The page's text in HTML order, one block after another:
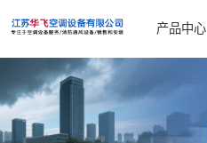
产品中心